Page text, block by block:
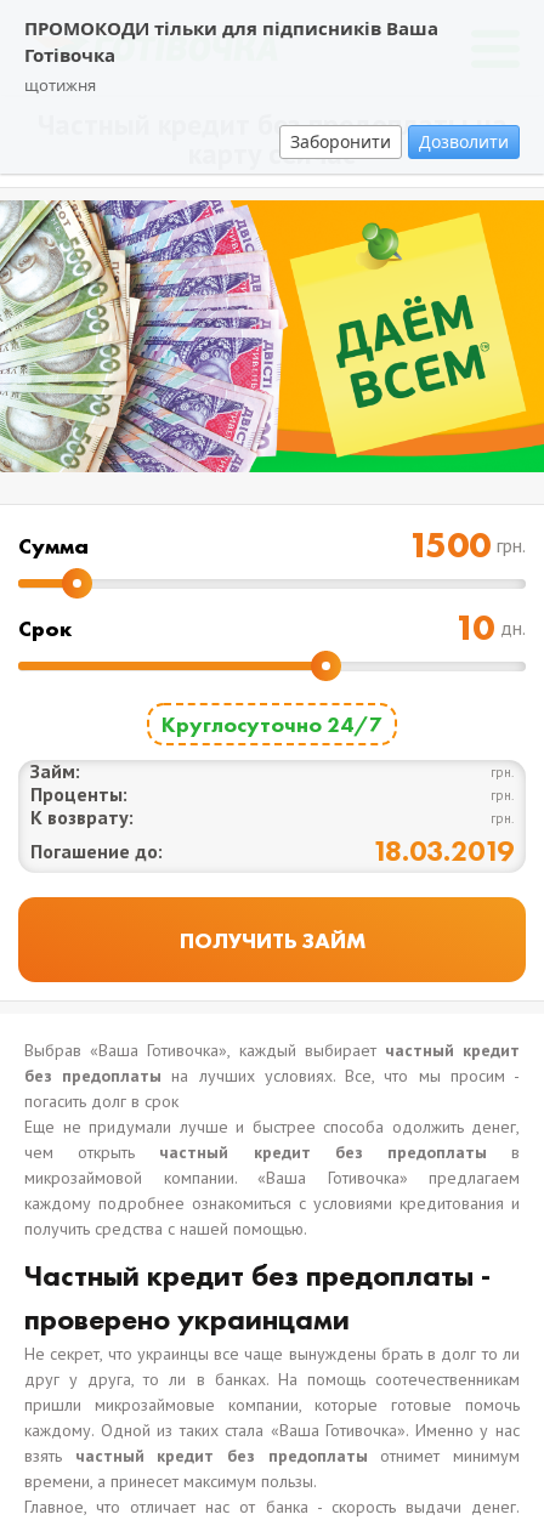
ПРОМОКОДИ тільки для підписників Ваша
Готівочка
щотижня
Заборонити Дозволити
Частный кредит без предоплаты на
карту сейчас
Cумма грн.
Срок дн.
Круглосуточно 24/7
Займ: грн.
Проценты: грн.
К возврату: грн.
Погашение до: 18.03.2019
Выбрав «Ваша Готивочка», каждый выбирает частный кредит
без предоплаты на лучших условиях. Все, что мы просим -
погасить долг в срок
Еще не придумали лучше и быстрее способа одолжить денег,
чем открыть частный кредит без предоплаты в
микрозаймовой компании. «Ваша Готивочка» предлагаем
каждому подробнее ознакомиться с условиями кредитования и
получить средства с нашей помощью.
Частный кредит без предоплаты -
проверено украинцами
Не секрет, что украинцы все чаще вынуждены брать в долг то ли
друг у друга, то ли в банках. На помощь соотечественникам
пришли микрозаймовые компании, которые готовые помочь
каждому. Одной из таких стала «Ваша Готивочка». Именно у нас
взять частный кредит без предоплаты отнимет минимум
времени, а принесет максимум пользы.
Главное, что отличает нас от банка - скорость выдачи денег.